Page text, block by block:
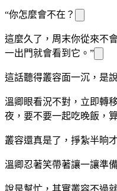
“你怎麼會不在？
這麼久了，周末你從來不
一出門就會看到它。”
這話聽得叢容面一沉，是
溫卿眼看況不對，立即轉
夜，要不要一起吃晚飯，
叢容還真是了，掙紮半晌
溫卿忍著笑帶著讓一讓準
說是幫忙，其實叢容不過